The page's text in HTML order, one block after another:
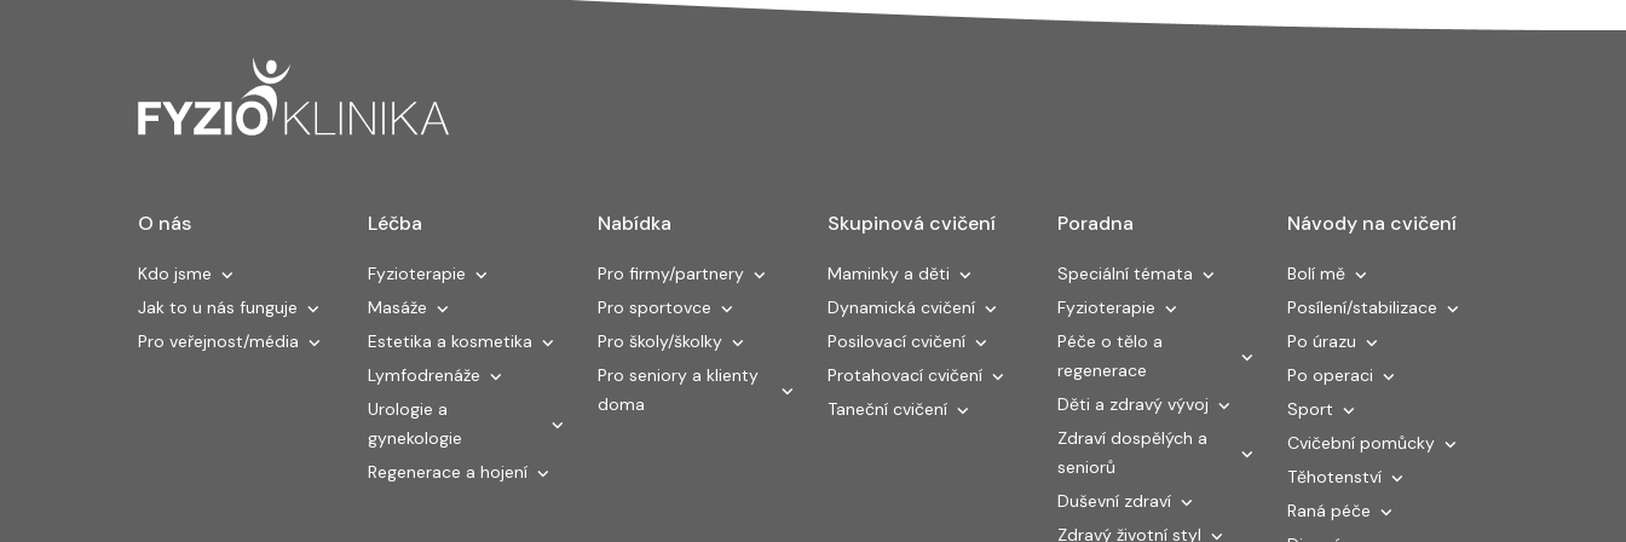
O nás
Kdo jsme
Jak to u nás funguje
Pro veřejnost/média
Léčba
Fyzioterapie
Masáže
Estetika a kosmetika
Lymfodrenáže
Urologie a
gynekologie
Regenerace a hojení
Nabídka
Pro firmy/partnery
Pro sportovce
Pro školy/školky
Pro seniory a klienty
doma
Skupinová cvičení
Maminky a děti
Dynamická cvičení
Posilovací cvičení
Protahovací cvičení
Taneční cvičení
Poradna
Speciální témata
Fyzioterapie
Péče o tělo a
regenerace
Děti a zdravý vývoj
Zdraví dospělých a
seniorů
Duševní zdraví
Zdravý životní styl
Návody na cvičení
Bolí mě
Posílení/stabilizace
Po úrazu
Po operaci
Sport
Cvičební pomůcky
Těhotenství
Raná péče